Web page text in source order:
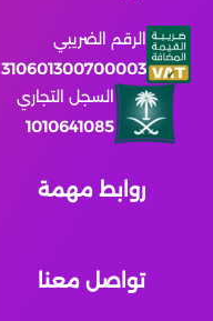
الرقم الضريبي
310601300700003
السجل التجاري
1010641085
روابط مهمة
تواصل معنا